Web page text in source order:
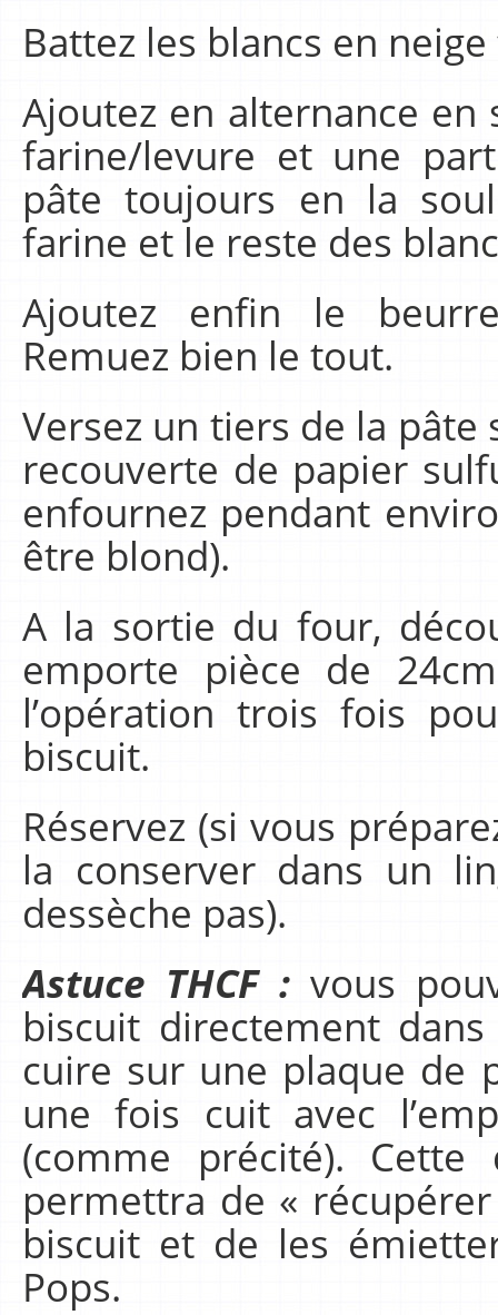
Battez les blancs en
Ajoutez en alternance
farine/levure et une
pâte toujours en la
farine et le reste des
Ajoutez enfin le
Remuez bien le tout.
Versez un tiers de la
recouverte de papier
enfournez pendant
être blond).
A la sortie du four,
emporte pièce de
l’opération trois fois
biscuit.
Réservez (si vous
la conserver dans un
dessèche pas).
Astuce THCF : vous
biscuit directement
cuire sur une plaque de
une fois cuit avec
(comme précité). Cette
permettra de «
biscuit et de les
Pops.